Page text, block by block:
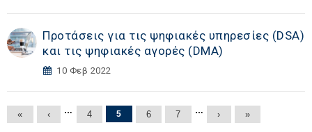
Προτάσεις για τις ψηφιακές υπηρεσίες (DSA)
και τις ψηφιακές αγορές (DΜA)
10 Φεβ 2022
Σελίδες
« ‹ … 4 5 6 7 … › »